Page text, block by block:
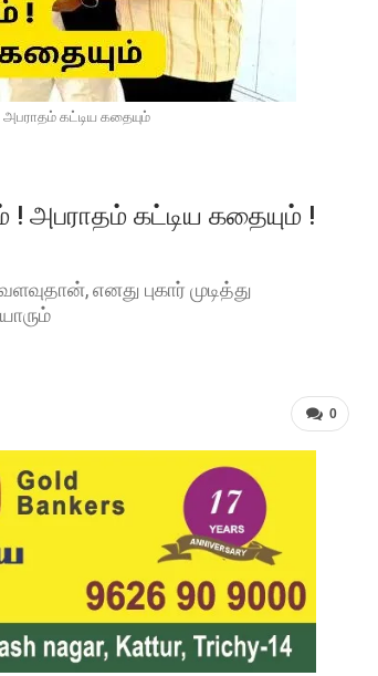
கட்டிய கதையும்
! அபராதம் கட்டிய கதையும் !
எனது புகார் முடித்து
0